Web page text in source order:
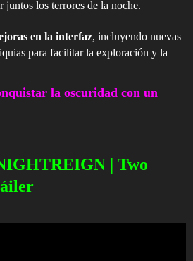
juntos los terrores de la noche.
en la interfaz, incluyendo nuevas
para facilitar la exploración y la
la oscuridad con un
| Two